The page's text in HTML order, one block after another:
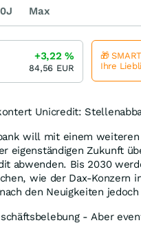
Unicredit:
will mit einem
eigenständigen Zukunft
abwenden. Bis 2030
wie der Dax-Konzern
den Neuigkeiten
- Aber
Max
+3,22%
84,56 EUR
🎁
Ihre